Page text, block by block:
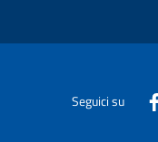
Seguici su